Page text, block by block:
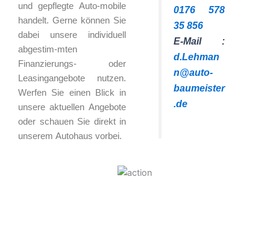
und gepflegte Auto-mobile
handelt. Gerne können Sie
dabei unsere individuell
abgestim-mten
Finanzierungs- oder
Leasingangebote nutzen.
Werfen Sie einen Blick in
unsere aktuellen Angebote
oder schauen Sie direkt in
unserem Autohaus vorbei.
0176 578
35 856
E-Mail :
d.Lehman
n@auto-
baumeister
.de